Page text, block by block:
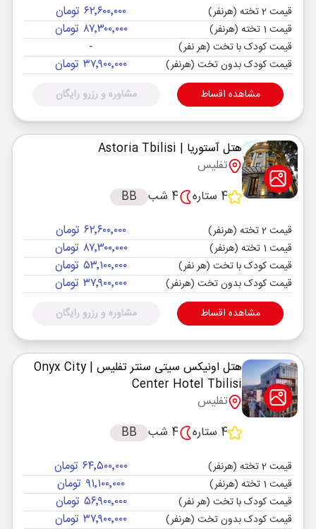
قیمت 2 تخته (هرنفر) ۶۲٬۶۰۰٬۰۰۰ تومان
قیمت 1 تخته (هرنفر) ۸۷٬۳۰۰٬۰۰۰ تومان
قیمت کودک با تخت (هر نفر) -
قیمت کودک بدون تخت (هرنفر) ۳۷٬۹۰۰٬۰۰۰ تومان
مشاهده اقساط مشاوره و رزرو رایگان
هتل آستوریا | Astoria Tbilisi
تفلیس
4 ستاره
4 شب BB
قیمت 2 تخته (هرنفر) ۶۲٬۶۰۰٬۰۰۰ تومان
قیمت 1 تخته (هرنفر) ۸۷٬۳۰۰٬۰۰۰ تومان
قیمت کودک با تخت (هر نفر) ۵۳٬۱۰۰٬۰۰۰ تومان
قیمت کودک بدون تخت (هرنفر) ۳۷٬۹۰۰٬۰۰۰ تومان
مشاهده اقساط مشاوره و رزرو رایگان
هتل اونیکس سیتی سنتر تفلیس | Onyx City
Center Hotel Tbilisi
تفلیس
4 ستاره
4 شب BB
قیمت 2 تخته (هرنفر) ۶۴٬۵۰۰٬۰۰۰ تومان
قیمت 1 تخته (هرنفر) ۹۱٬۱۰۰٬۰۰۰ تومان
قیمت کودک با تخت (هر نفر) ۵۶٬۹۰۰٬۰۰۰ تومان
قیمت کودک بدون تخت (هرنفر) ۳۷٬۹۰۰٬۰۰۰ تومان